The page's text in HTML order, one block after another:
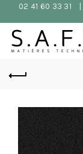
02 41 60 33 31